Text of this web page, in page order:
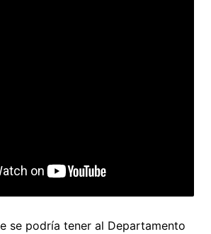
se podría tener al Departamento